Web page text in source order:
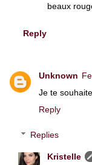
beaux
Reply
Unknown
Je te
Reply
Replies
Kristelle